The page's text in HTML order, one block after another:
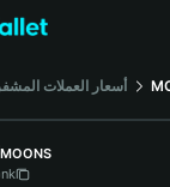
أسعار العملات
MOONS